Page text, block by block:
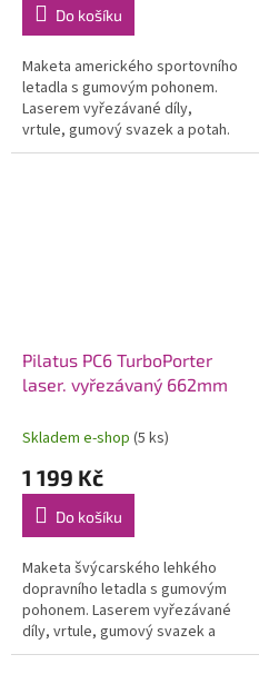
Do košíku
Maketa amerického sportovního
letadla s gumovým pohonem.
Laserem vyřezávané díly,
vrtule, gumový svazek a potah.
materiál. Rozpětí 508 mm.
Pilatus PC6 TurboPorter
laser. vyřezávaný 662mm
Skladem e-shop (5 ks)
1 199 Kč
Do košíku
Maketa švýcarského lehkého
dopravního letadla s gumovým
pohonem. Laserem vyřezávané
díly, vrtule, gumový svazek a
potah. materiál. Rozpětí 662